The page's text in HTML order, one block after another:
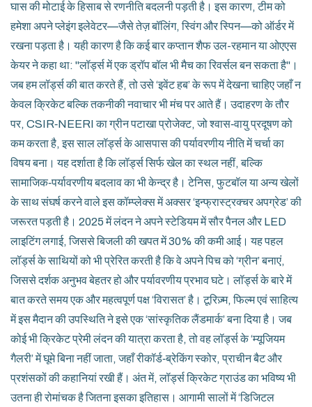
घास की मोटाई के हिसाब से रणनीति बदलनी पड़ती है। इस कारण, टीम को
हमेशा अपने प्लेइंग इलेवेटर—जैसे तेज़ बॉलिंग, स्विंग और स्पिन—को ऑर्डर में
रखना पड़ता है। यही कारण है कि कई बार कप्तान शैफ उल-रहमान या ओएएस
केयर ने कहा था: "लॉर्ड्स में एक ड्रॉप बॉल भी मैच का रिवर्सल बन सकता है"।
जब हम लॉर्ड्स की बात करते हैं, तो उसे ‘इवेंट हब’ के रूप में देखना चाहिए जहाँ न
केवल क्रिकेट बल्कि तकनीकी नवाचार भी मंच पर आते हैं। उदाहरण के तौर
पर, CSIR‑NEERI का ग्रीन पटाखा प्रोजेक्ट, जो श्वास‑वायु प्रदूषण को
कम करता है, इस साल लॉर्ड्स के आसपास की पर्यावरणीय नीति में चर्चा का
विषय बना। यह दर्शाता है कि लॉर्ड्स सिर्फ खेल का स्थल नहीं, बल्कि
सामाजिक‑पर्यावरणीय बदलाव का भी केन्द्र है। टेनिस, फुटबॉल या अन्य खेलों
के साथ संघर्ष करने वाले इस कॉम्प्लेक्स में अक्सर ‘इन्फ्रास्ट्रक्चर अपग्रेड’ की
जरूरत पड़ती है। 2025 में लंदन ने अपने स्टेडियम में सौर पैनल और LED
लाइटिंग लगाई, जिससे बिजली की खपत में 30% की कमी आई। यह पहल
लॉर्ड्स के साथियों को भी प्रेरित करती है कि वे अपने पिच को ‘ग्रीन’ बनाएं,
जिससे दर्शक अनुभव बेहतर हो और पर्यावरणीय प्रभाव घटे। लॉर्ड्स के बारे में
बात करते समय एक और महत्वपूर्ण पक्ष ‘विरासत’ है। टूरिज़्म, फिल्म एवं साहित्य
में इस मैदान की उपस्थिति ने इसे एक ‘सांस्कृतिक लैंडमार्क’ बना दिया है। जब
कोई भी क्रिकेट प्रेमी लंदन की यात्रा करता है, तो वह लॉर्ड्स के ‘म्यूजियम
गैलरी’ में घूमे बिना नहीं जाता, जहाँ रीकॉर्ड‑ब्रेकिंग स्कोर, प्राचीन बैट और
प्रशंसकों की कहानियां रखी हैं। अंत में, लॉर्ड्स क्रिकेट ग्राउंड का भविष्य भी
उतना ही रोमांचक है जितना इसका इतिहास। आगामी सालों में ‘डिजिटल